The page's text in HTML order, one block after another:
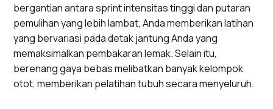
bergantian antara sprint intensitas tinggi dan putaran
pemulihan yang lebih lambat, Anda memberikan latihan
yang bervariasi pada detak jantung Anda yang
memaksimalkan pembakaran lemak. Selain itu,
berenang gaya bebas melibatkan banyak kelompok
otot, memberikan pelatihan tubuh secara menyeluruh.